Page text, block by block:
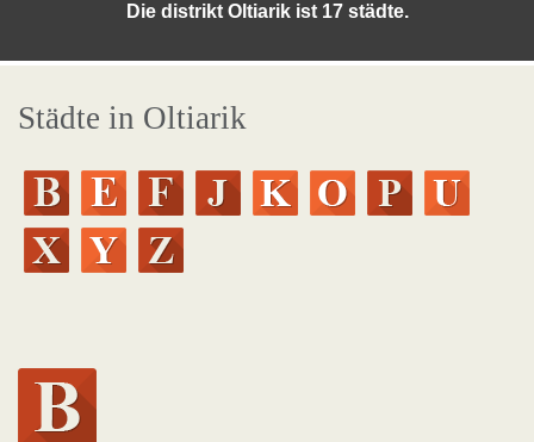
Die distrikt Oltiarik ist 17 städte.
Städte in Oltiarik